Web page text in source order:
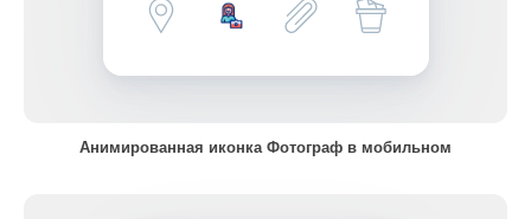
Анимированная иконка Фотограф в мобильном